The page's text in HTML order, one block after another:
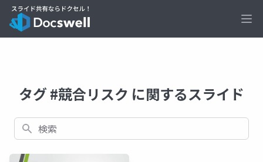
タグ #競合リスク に関するスライド
検索